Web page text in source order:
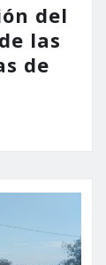
del
las
de